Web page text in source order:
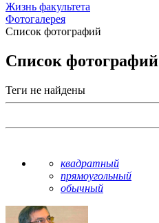
Жизнь факультета
Фотогалерея
Список фотографий
Список фотографий
Теги не найдены
квадратный
прямоугольный
обычный